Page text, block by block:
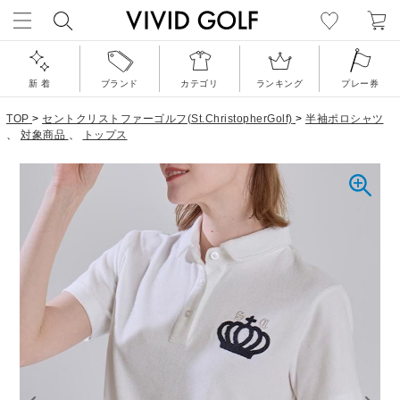
新 着 ブランド カテゴリ ランキング プレー券
TOP > セントクリストファーゴルフ(St.ChristopherGolf) > 半袖ポロシャツ
、 対象商品 、 トップス